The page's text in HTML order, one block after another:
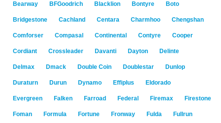
Bearway BFGoodrich Blacklion Bontyre Boto
Bridgestone Cachland Centara Charmhoo Chengshan
Comforser Compasal Continental Contyre Cooper
Cordiant Crossleader Davanti Dayton Delinte
Delmax Dmack Double Coin Doublestar Dunlop
Duraturn Durun Dynamo Effiplus Eldorado
Evergreen Falken Farroad Federal Firemax Firestone
Foman Formula Fortune Fronway Fulda Fullrun